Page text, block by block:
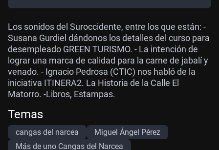
Los sonidos del Suroccidente, entre los que están: -
Susana Gurdiel dándonos los detalles del curso para
desempleado GREEN TURISMO. - La intención de
lograr una marca de calidad para la carne de jabalí y
venado. - Ignacio Pedrosa (CTIC) nos habló de la
iniciativa ITINERA2. La Historia de la Calle El
Matorro. -Libros, Estampas.
Temas
cangas del narcea
Miguel Ángel Pérez
Más de uno Cangas del Narcea